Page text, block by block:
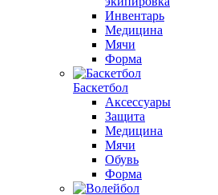
Инвентарь
Медицина
Мячи
Форма
Баскетбол
Аксессуары
Защита
Медицина
Мячи
Обувь
Форма